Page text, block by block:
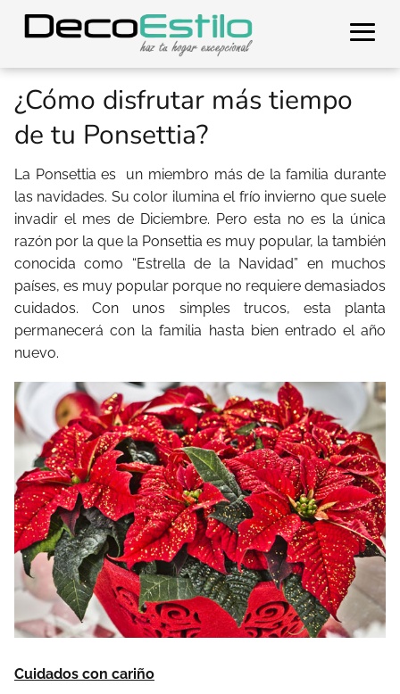
¿Cómo disfrutar más tiempo
de tu Ponsettia?
La Ponsettia es un miembro más de la familia durante
las navidades. Su color ilumina el frío invierno que suele
invadir el mes de Diciembre. Pero esta no es la única
razón por la que la Ponsettia es muy popular, la también
conocida como “Estrella de la Navidad” en muchos
países, es muy popular porque no requiere demasiados
cuidados. Con unos simples trucos, esta planta
permanecerá con la familia hasta bien entrado el año
nuevo.
Cuidados con cariño